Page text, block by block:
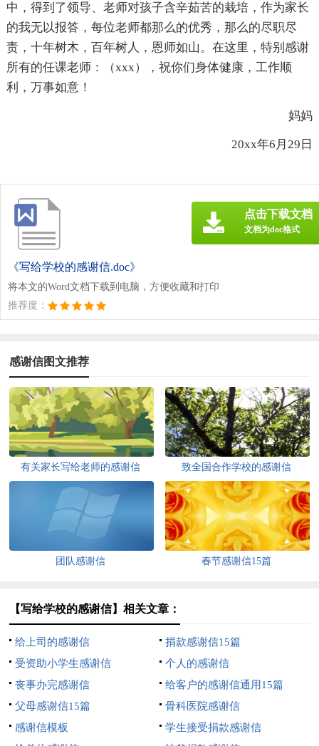
中，得到了领导、老师对孩子含辛茹苦的栽培，作为家长
的我无以报答，每位老师都那么的优秀，那么的尽职尽
责，十年树木，百年树人，恩师如山。在这里，特别感谢
所有的任课老师：（xxx），祝你们身体健康，工作顺
利，万事如意！
妈妈
20xx年6月29日
《写给学校的感谢信.doc》
将本文的Word文档下载到电脑，方便收藏和打印
推荐度：
点击下载文档
文档为doc格式
感谢信图文推荐
有关家长写给老师的感谢信 致全国合作学校的感谢信
团队感谢信 春节感谢信15篇
【写给学校的感谢信】相关文章：
给上司的感谢信
捐款感谢信15篇
受资助小学生感谢信
个人的感谢信
丧事办完感谢信
给客户的感谢信通用15篇
父母感谢信15篇
骨科医院感谢信
感谢信模板
学生接受捐款感谢信